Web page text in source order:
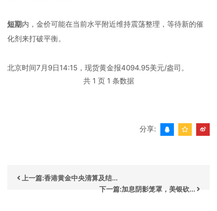
短期内，金价可能在当前水平附近维持震荡整理，等待新的催
化剂来打破平衡。
北京时间7月9日14:15，现货黄金报4094.95美元/盎司。
共 1 页 1 条数据
分享:
上一篇:香港黄金中央清算及结...
下一篇:加息阴影笼罩，美银砍...